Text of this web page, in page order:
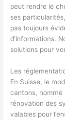
peut rendre le
ses
pas toujours
d’informations.
solutions pour
Les
En Suisse, le
cantons, nommé
rénovation des
valables pour